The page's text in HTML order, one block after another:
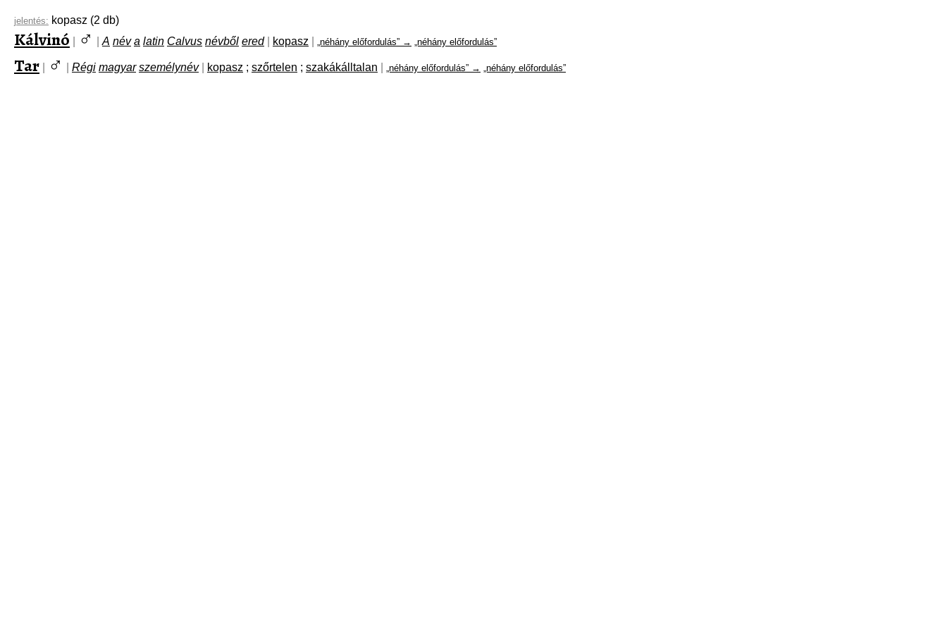
jelentés: kopasz (2 db)
Kálvinó ♂ A név a latin Calvus névből ered kopasz „néhány előfordulás” → „néhány előfordulás”
Tar ♂ Régi magyar személynév kopasz ; szőrtelen ; szakákálltalan „néhány előfordulás” → „néhány előfordulás”